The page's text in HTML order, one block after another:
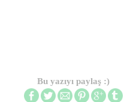
Bu yazıyı paylaş :)